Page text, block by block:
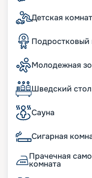
Детская
Подростковый
Молодежная
Шведский стол
Сауна
Сигарная
Прачечная
комната